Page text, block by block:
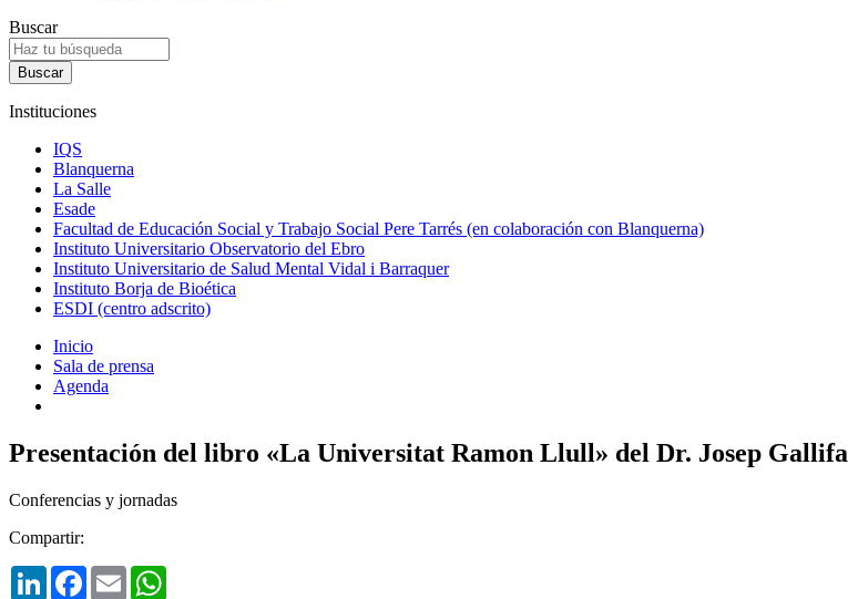
Buscar
Instituciones
IQS
Blanquerna
La Salle
Esade
Facultad de Educación Social y Trabajo Social Pere Tarrés (en colaboración con Blanquerna)
Instituto Universitario Observatorio del Ebro
Instituto Universitario de Salud Mental Vidal i Barraquer
Instituto Borja de Bioética
ESDI (centro adscrito)
Inicio
Sala de prensa
Agenda
Presentación del libro «La Universitat Ramon Llull» del Dr. Josep Gallifa
Conferencias y jornadas
Compartir:
LinkedInFacebook
Email